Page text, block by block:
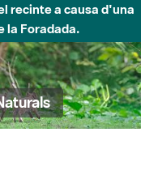
recinte a causa d'una
la Foradada.